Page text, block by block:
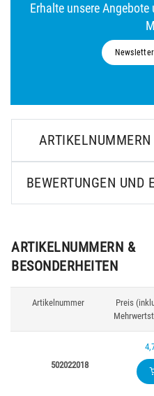
Erhalte unsere
BEWERTUNGEN UND
ARTIKELNUMMERN &
BESONDERHEITEN
Artikelnummer
Preis
502022018